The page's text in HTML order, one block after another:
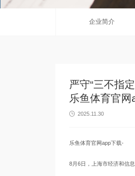
企业简介
严守“三不指
乐鱼体育官网
 2025.11.30
乐鱼体育官网app下载-
8月6日，上海市经济和信